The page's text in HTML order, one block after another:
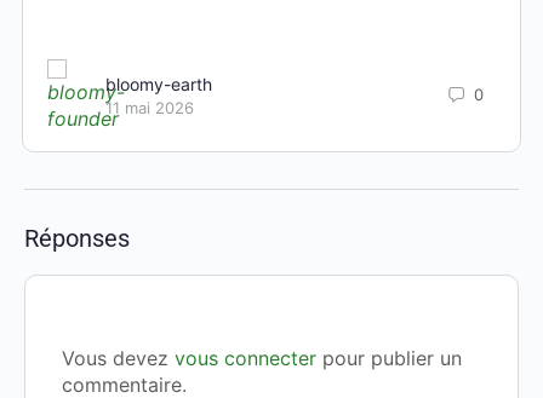
bloomy-earth
11 mai 2026
0
Réponses
Vous devez vous connecter pour publier un
commentaire.